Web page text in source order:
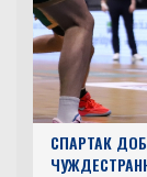
СПАРТАК